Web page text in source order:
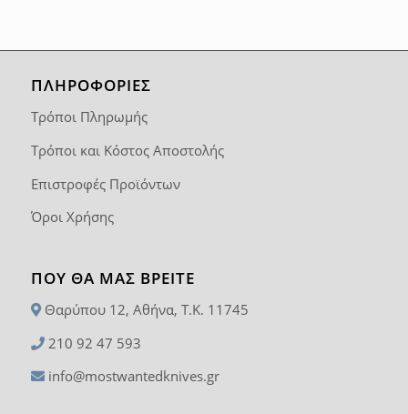
ΠΛΗΡΟΦΟΡΙΕΣ
Τρόποι Πληρωμής
Τρόποι και Κόστος Αποστολής
Επιστροφές Προϊόντων
Όροι Χρήσης
ΠΟΥ ΘΑ ΜΑΣ ΒΡΕΊΤΕ
Θαρύπου 12, Αθήνα, T.K. 11745
210 92 47 593
info@mostwantedknives.gr